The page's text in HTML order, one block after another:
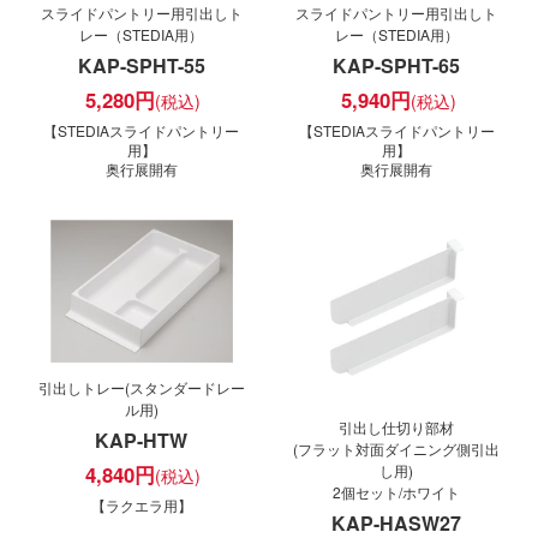
スライドパントリー用引出しト
レー（STEDIA用）
KAP-SPHT-55
5,280円
【STEDIAスライドパントリー
用】
奥行展開有
スライドパントリー用引出しト
レー（STEDIA用）
KAP-SPHT-65
5,940円
【STEDIAスライドパントリー
用】
奥行展開有
引出しトレー(スタンダードレー
ル用)
KAP-HTW
4,840円
【ラクエラ用】
引出し仕切り部材
(フラット対面ダイニング側引出
し用)
2個セット/ホワイト
KAP-HASW27